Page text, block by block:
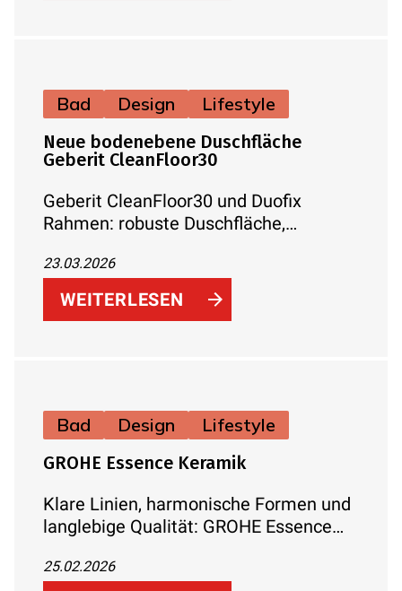
Bad Design Lifestyle
Neue bodenebene Duschfläche
Geberit CleanFloor30
Geberit CleanFloor30 und Duofix
Rahmen: robuste Duschfläche,
Stabilität und klare Gewerketrennung
für effiziente Duschmontage.
23.03.2026
WEITERLESEN
Bad Design Lifestyle
GROHE Essence Keramik
Klare Linien, harmonische Formen und
langlebige Qualität: GROHE Essence
Design mit innovativen Features.
25.02.2026